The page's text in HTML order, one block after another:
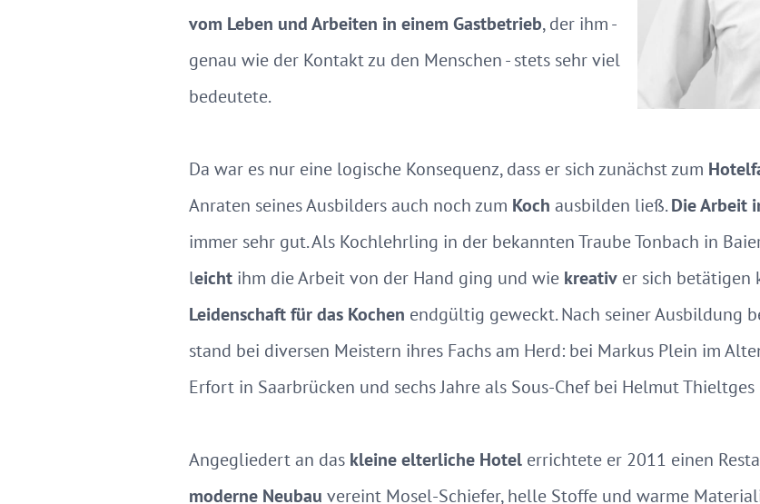
vom Leben und Arbeiten in einem Gastbetrieb, der ihm -
genau wie der Kontakt zu den Menschen - stets sehr viel
bedeutete.
Da war es nur eine logische Konsequenz, dass er sich zunächst zum
Anraten seines Ausbilders auch noch zum Koch ausbilden ließ.Die Arbeit
immer sehr gut. Als Kochlehrling in der bekannten Traube Tonbach in
leicht ihm die Arbeit von der Hand ging und wie kreativ er sich betätigen
Leidenschaft für das Kochen endgültig geweckt. Nach seiner Ausbildung
stand bei diversen Meistern ihres Fachs am Herd: bei Markus Plein im
Erfort in Saarbrücken und sechs Jahre als Sous-Chef bei Helmut
Angegliedert an das kleine elterliche Hotel errichtete er 2011 einen
moderne Neubau vereint Mosel-Schiefer, helle Stoffe und warme